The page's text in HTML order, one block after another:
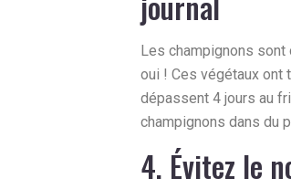
Les champignons
oui ! Ces végétaux ont
dépassent 4 jours au
champignons dans du
4. Évitez le